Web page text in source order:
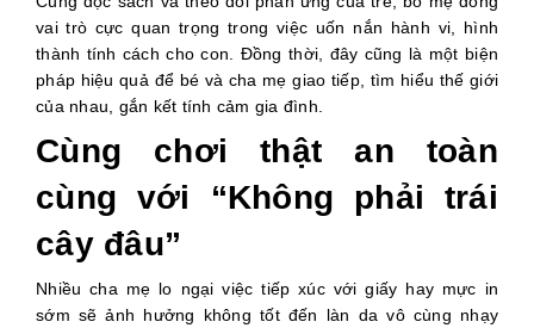
vai trò cực quan trọng trong việc uốn nắn hành vi, hình
thành tính cách cho con. Đồng thời, đây cũng là một biện
pháp hiệu quả để bé và cha mẹ giao tiếp, tìm hiểu thế giới
của nhau, gắn kết tính cảm gia đình.
Cùng chơi thật an toàn
cùng với “Không phải trái
cây đâu”
Nhiều cha mẹ lo ngại việc tiếp xúc với giấy hay mực in
sớm sẽ ảnh hưởng không tốt đến làn da vô cùng nhạy